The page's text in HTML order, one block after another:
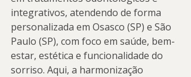
integrativos, atendendo de forma
personalizada em Osasco (SP) e São
Paulo (SP), com foco em saúde, bem-
estar, estética e funcionalidade do
sorriso. Aqui, a harmonização